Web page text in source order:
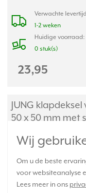
Wij
Om u de beste
voor websiteanalyse
Lees meer in ons
Verwachte
1-2 weken
Huidige voorraad:
0 stuk(s)
23,95
JUNG
50 x 50 mm met